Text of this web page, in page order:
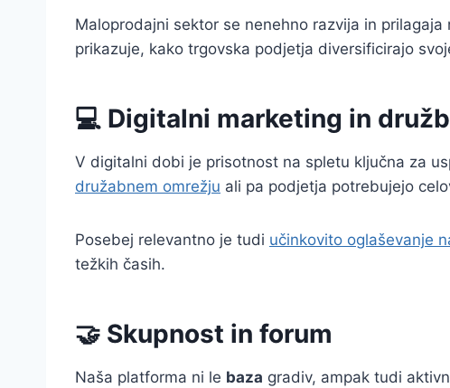
Maloprodajni sektor se nenehno razvija in
prikazuje, kako trgovska podjetja diversificirajo
💻 Digitalni marketing in
V digitalni dobi je prisotnost na spletu ključna za
družabnem omrežju ali pa podjetja potrebujejo
Posebej relevantno je tudi učinkovito oglaševanje
težkih časih.
🤝 Skupnost in forum
Naša platforma ni le baza gradiv, ampak tudi